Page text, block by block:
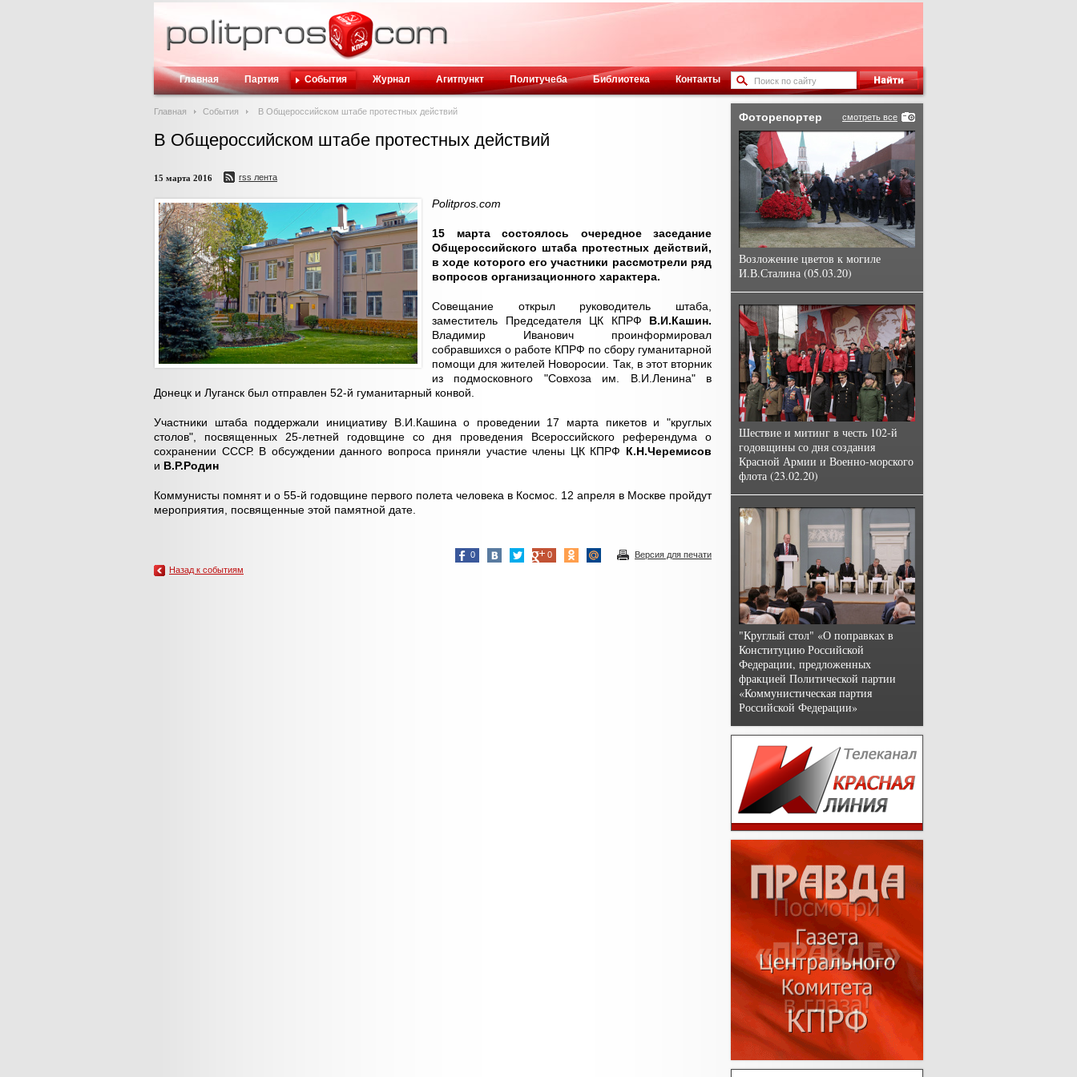
Главная Партия События Журнал Агитпункт Политучеба Библиотека Контакты
Главная События В Общероссийском штабе протестных действий
В Общероссийском штабе протестных действий
15 марта 2016 rss лента
Politpros.com
15 марта состоялось очередное заседание
Общероссийского штаба протестных действий,
в ходе которого его участники рассмотрели ряд
вопросов организационного характера.
Совещание открыл руководитель штаба,
заместитель Председателя ЦК КПРФ В.И.Кашин.
Владимир Иванович проинформировал
собравшихся о работе КПРФ по сбору гуманитарной
помощи для жителей Новоросии. Так, в этот вторник
из подмосковного "Совхоза им. В.И.Ленина" в
Донецк и Луганск был отправлен 52-й гуманитарный конвой.
Участники штаба поддержали инициативу В.И.Кашина о проведении 17 марта пикетов и "круглых
столов", посвященных 25-летней годовщине со дня проведения Всероссийского референдума о
сохранении СССР. В обсуждении данного вопроса приняли участие члены ЦК КПРФ К.Н.Черемисов
и В.Р.Родин
Коммунисты помнят и о 55-й годовщине первого полета человека в Космос. 12 апреля в Москве пройдут
мероприятия, посвященные этой памятной дате.
Версия для печати
0
0
Назад к событиям
смотреть все
Фоторепортер
Возложение цветов к могиле
И.В.Сталина (05.03.20)
Шествие и митинг в честь 102-й
годовщины со дня создания
Красной Армии и Военно-морского
флота (23.02.20)
"Круглый стол" «О поправках в
Конституцию Российской
Федерации, предложенных
фракцией Политической партии
«Коммунистическая партия
Российской Федерации»